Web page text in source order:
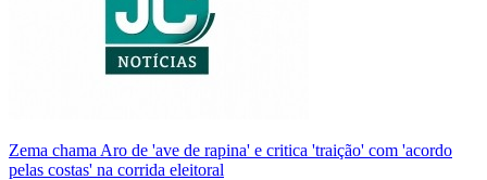
Zema chama Aro de 'ave de rapina' e critica 'traição' com 'acordo
pelas costas' na corrida eleitoral